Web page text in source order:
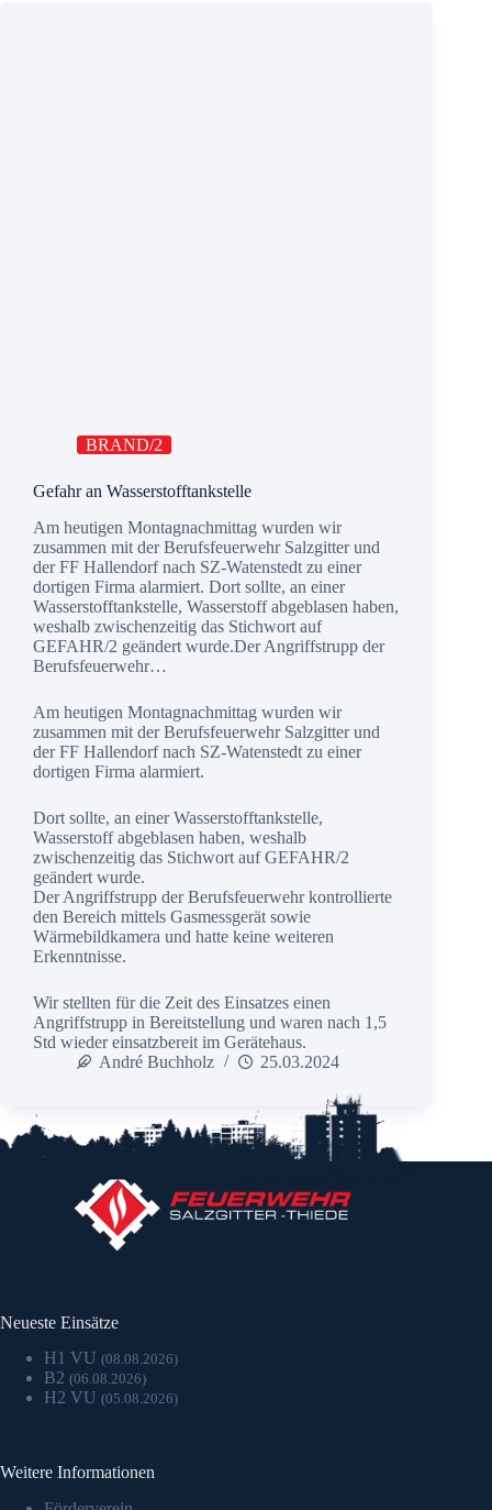
BRAND/2
Gefahr an Wasserstofftankstelle
Am heutigen Montagnachmittag wurden wir
zusammen mit der Berufsfeuerwehr Salzgitter und
der FF Hallendorf nach SZ-Watenstedt zu einer
dortigen Firma alarmiert. Dort sollte, an einer
Wasserstofftankstelle, Wasserstoff abgeblasen haben,
weshalb zwischenzeitig das Stichwort auf
GEFAHR/2 geändert wurde.Der Angriffstrupp der
Berufsfeuerwehr…
Am heutigen Montagnachmittag wurden wir
zusammen mit der Berufsfeuerwehr Salzgitter und
der FF Hallendorf nach SZ-Watenstedt zu einer
dortigen Firma alarmiert.
Dort sollte, an einer Wasserstofftankstelle,
Wasserstoff abgeblasen haben, weshalb
zwischenzeitig das Stichwort auf GEFAHR/2
geändert wurde.
Der Angriffstrupp der Berufsfeuerwehr kontrollierte
den Bereich mittels Gasmessgerät sowie
Wärmebildkamera und hatte keine weiteren
Erkenntnisse.
Wir stellten für die Zeit des Einsatzes einen
Angriffstrupp in Bereitstellung und waren nach 1,5
Std wieder einsatzbereit im Gerätehaus.
André Buchholz
25.03.2024
Neueste Einsätze
H1 VU (08.08.2026)
B2 (06.08.2026)
H2 VU (05.08.2026)
Weitere Informationen